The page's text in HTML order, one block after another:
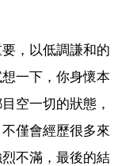
，以低調謙和的
一下，你身懷本
空一切的狀態，
僅會經歷很多來
不滿，最後的結